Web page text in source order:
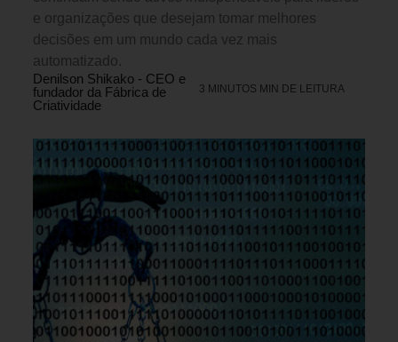
e organizações que desejam tomar melhores
decisões em um mundo cada vez mais
automatizado.
Denilson Shikako - CEO e
fundador da Fábrica de
Criatividade
3 MINUTOS MIN DE LEITURA